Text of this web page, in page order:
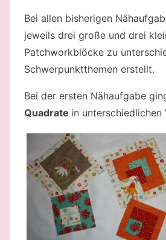
Bei allen bisherigen
jeweils drei große und drei
Patchworkblöcke zu
Schwerpunktthemen erstellt.
Bei der ersten Nähaufgabe
Quadrate in unterschiedlichen